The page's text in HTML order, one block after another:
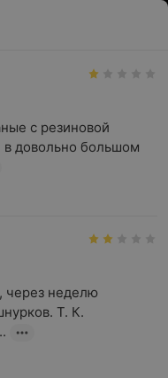
с резиновой
довольно большом
через неделю
Т. К.